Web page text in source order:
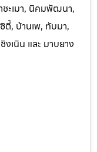
ชะเมา, นิคมพัฒนา,
ตี้, บ้านเพ, ทับมา,
งเนิน และ มาบยาง